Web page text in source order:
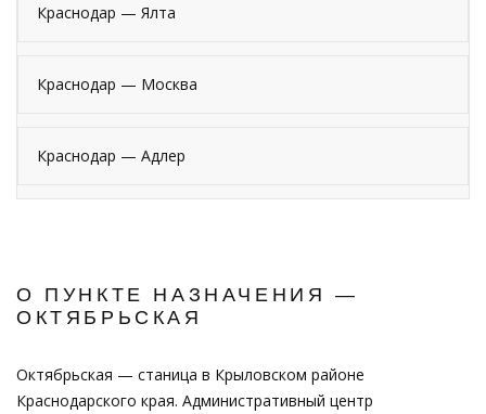
Краснодар — Ялта
Краснодар — Москва
Краснодар — Адлер
О ПУНКТЕ НАЗНАЧЕНИЯ —
ОКТЯБРЬСКАЯ
Октябрьская — станица в Крыловском районе
Краснодарского края. Административный центр